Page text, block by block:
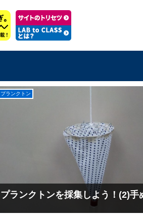
プランクトンを採集しよう！(2)手
プランクトン